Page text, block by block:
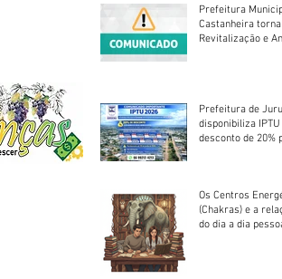
Prefeitura
Castanheira
Revitalização e
Prefeitura de
disponibiliza
desconto de 20%
Os Centros
(Chakras) e a
do dia a dia